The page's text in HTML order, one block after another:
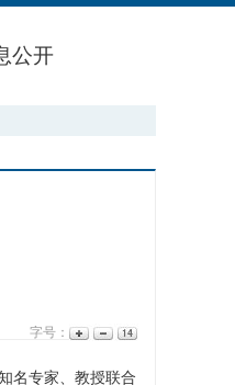
公开
字号：
名专家、教授联合